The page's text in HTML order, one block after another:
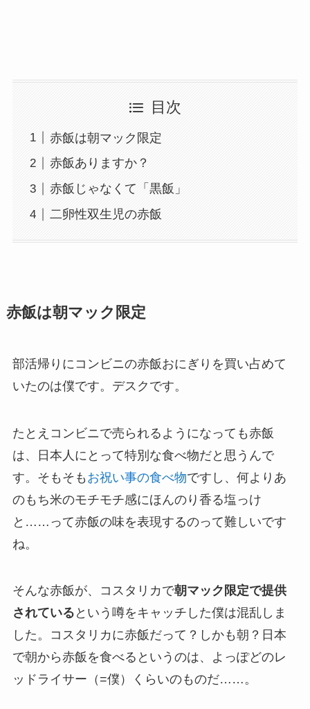
目次
赤飯は朝マック限定
赤飯ありますか？
赤飯じゃなくて「黒飯」
二卵性双生児の赤飯
赤飯は朝マック限定
部活帰りにコンビニの赤飯おにぎりを買い占めて
いたのは僕です。デスクです。
たとえコンビニで売られるようになっても赤飯
は、日本人にとって特別な食べ物だと思うんで
す。そもそも お祝い事の食べ物ですし、何よりあ
のもち米のモチモチ感にほんのり香る塩っけ
と……って赤飯の味を表現するのって難しいです
ね。
そんな赤飯が、コスタリカで朝マック限定で提供
されている という噂をキャッチした僕は混乱しま
した。コスタリカに赤飯だって？しかも朝？日本
で朝から赤飯を食べるというのは、よっぽどのレ
ッドライサー（=僕）くらいのものだ……。